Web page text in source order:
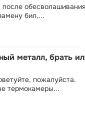
бил,...
металл, брать
пожалуйста.
термокамеры...